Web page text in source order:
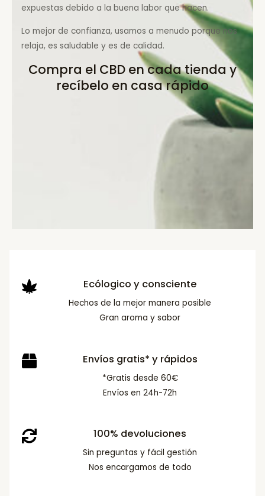
expuestas debido a la buena labor que hacen.
Lo mejor de confianza, usamos a menudo porque nos
relaja, es saludable y es de calidad.
Compra el CBD en cada tienda y
recíbelo en casa rápido
Ecólogico y consciente
Hechos de la mejor manera posible
Gran aroma y sabor
Envíos gratis* y rápidos
*Gratis desde 60€
Envíos en 24h-72h
100% devoluciones
Sin preguntas y fácil gestión
Nos encargamos de todo